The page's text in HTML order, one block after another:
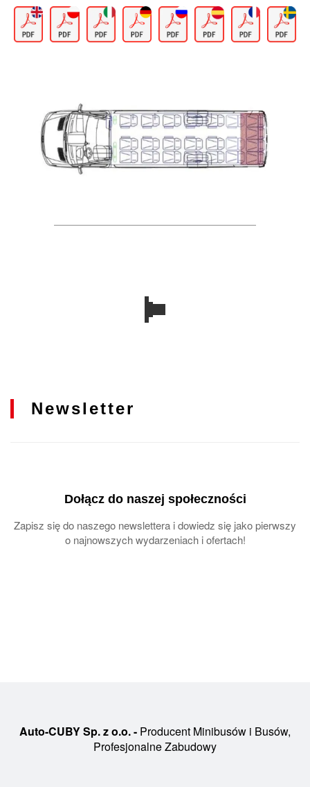
Newsletter
Dołącz do naszej społeczności
Zapisz się do naszego newslettera i dowiedz się jako pierwszy
o najnowszych wydarzeniach i ofertach!
Auto-CUBY Sp. z o.o. - Producent Minibusów i Busów,
Profesjonalne Zabudowy